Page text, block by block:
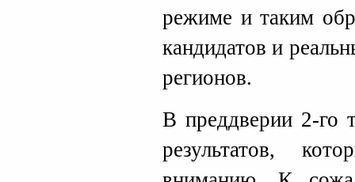
режиме и таким
кандидатов и
регионов.
В преддверии 2-го
результатов,